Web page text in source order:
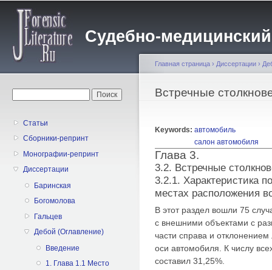
Судебно-
Статьи
Сборники-репринт
Монографии-репринт
Диссертации
Баринская
Богомолова
Гальцев
Дебой (Оглавление)
Введение
1. Глава 1.1 Место
Вы здесь
Главная страница › Диссертации ›
Встречные
Keywords: автомобиль
салон автомобиля
Глава 3.
3.2. Встречные
3.2.1. Характеристика
местах расположения
В этот раздел вошли 75
с внешними объектами с
части справа и
оси автомобиля. К числу
составил 31,25%.